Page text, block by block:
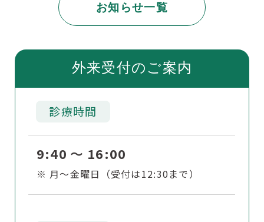
お知らせ一覧
外来受付のご案内
診療時間
9:40
か
16:00
月～金曜日（受付は12:30まで）